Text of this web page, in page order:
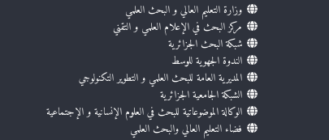
وزارة التعليم العالي و البحث العلمي
مركز البحث في الإعلام العلمي و التقني
شبكة البحث الجزائرية
الندوة الجهوية للوسط
المديرية العامة للبحث العلمي و التطوير التكنولوجي
الشبكة الجامعية الجزائرية
الوكالة الموضوعاتية للبحث في العلوم الإنسانية و الإجتماعية
فضاء التعليم العالي والبحث العلمي